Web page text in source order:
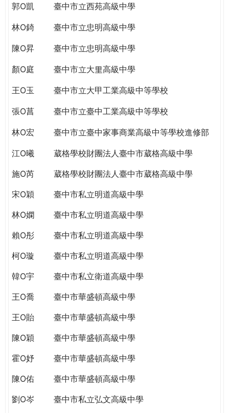
GLOBAL
CITIZENSHIP
郭O凱 臺中市立西苑高級中學
林O錡 臺中市立忠明高級中學
陳O昇 臺中市立忠明高級中學
顏O庭 臺中市立大里高級中學
王O玉 臺中市立大甲工業高級中等學校
張O菖 臺中市立臺中工業高級中等學校
林O宏 臺中市立臺中家事商業高級中等學校進修部
江O曦
葳格學校財團法人臺中市葳格高級中學
施O芮
葳格學校財團法人臺中市葳格高級中學
宋O穎
臺中市私立明道高級中學
林O嫻
臺中市私立明道高級中學
賴O彤
臺中市私立明道高級中學
柯O璇
臺中市私立明道高級中學
韓O宇
臺中市私立衛道高級中學
王O喬
臺中市華盛頓高級中學
王O貽
臺中市華盛頓高級中學
陳O穎
臺中市華盛頓高級中學
霍O妤
臺中市華盛頓高級中學
陳O佑
臺中市華盛頓高級中學
劉O岑
臺中市私立弘文高級中學